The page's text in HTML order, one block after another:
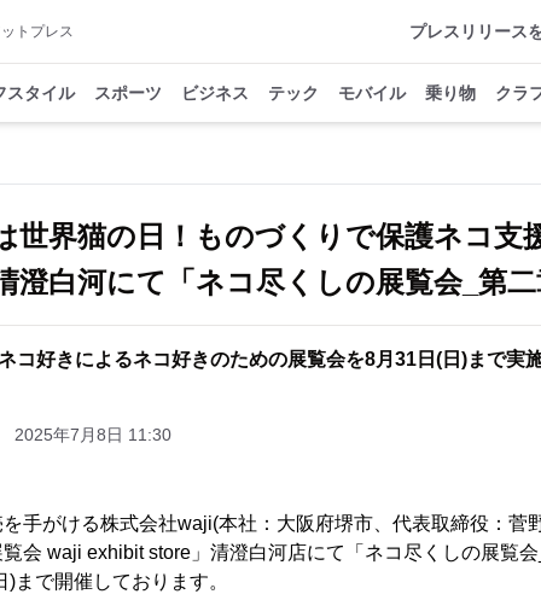
トプレス プレスリリース
スタイル スポーツ ビジネス テック モバイル 乗り物 クラ
世界猫の日！ものづくりで保護ネコ支
澄白河にて「ネコ尽くしの展覧会_第
コ好きによるネコ好きのための展覧会を8月31日(日)まで実
2025年7月8日 11:30
手がける株式会社waji(本社：大阪府堺市、代表取締役：菅
会 waji exhibit store」清澄白河店にて「ネコ尽くしの展覧
まで開催しております。